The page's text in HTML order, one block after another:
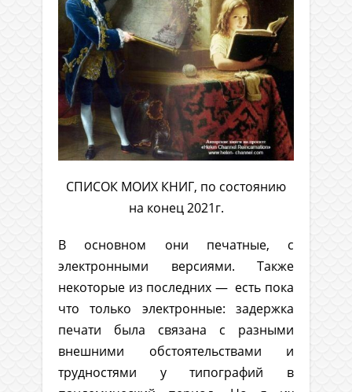
СПИСОК МОИХ КНИГ, по состоянию
на конец 2021г.
В основном они печатные, с
электронными версиями. Также
некоторые из последних — есть пока
что только электронные: задержка
печати была связана с разными
внешними обстоятельствами и
трудностями у типографий в